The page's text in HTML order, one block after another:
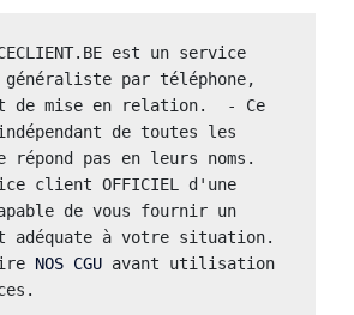
est un service
par téléphone,
de mise en relation.  - Ce
de toutes les
répond pas en leurs noms.
client OFFICIEL d'une
de vous fournir un
adéquate à votre situation.
NOS CGU avant utilisation